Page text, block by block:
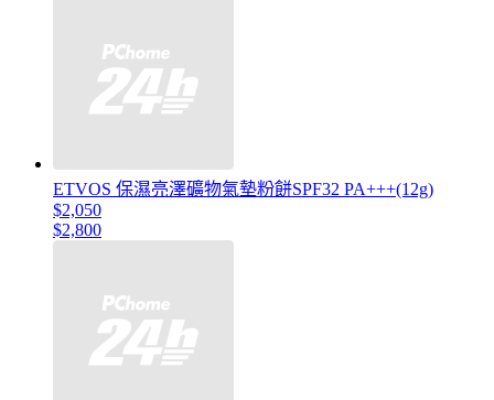
ETVOS 保濕亮澤礦物氣墊粉餅SPF32 PA+++(12g)
$2,050
$2,800